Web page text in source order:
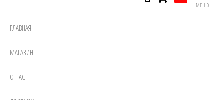
МЕНЮ
ГЛАВНАЯ
МАГАЗИН
О НАС